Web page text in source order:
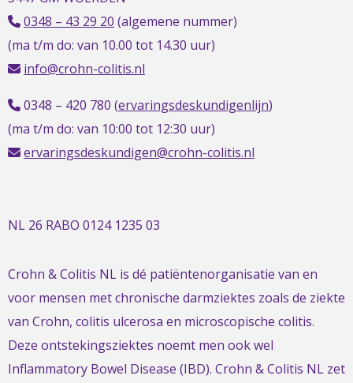
0348 – 43 29 20 (algemene nummer)
(ma t/m do: van 10.00 tot 14.30 uur)
info@crohn-colitis.nl
0348 – 420 780 (ervaringsdeskundigenlijn)
(ma t/m do: van 10:00 tot 12:30 uur)
ervaringsdeskundigen@crohn-colitis.nl
NL 26 RABO 0124 1235 03
Crohn & Colitis NL is dé patiëntenorganisatie van en
voor mensen met chronische darmziektes zoals de ziekte
van Crohn, colitis ulcerosa en microscopische colitis.
Deze ontstekingsziektes noemt men ook wel
Inflammatory Bowel Disease (IBD). Crohn & Colitis NL zet